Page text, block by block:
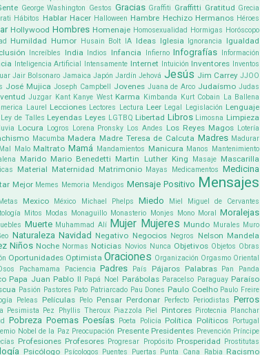
George Washington Gestos Gracias Graffiti Graffitti Gratitud Grecia
Hábitos Hablar Hacer Halloween Hambre Hechizo Hermanos Héroes
Hollywood Hombres Homenaje Homosexualidad Hormigas Horóscopo
Humildad Humor Husain Bolt IA Ideas Iglesia Ignorancia Igualdad
Increíbles India Indios Infancia Infierno Infografías
Información
Inteligencia Artificial Intensamente Internet Intuición Inventores
Inventos
Jair Bolsonaro Jamaica Japón Jardín Jehová Jesús Jim Carrey JJOO
José Mujica Joseph Campbell Jovenes Juana de Arco Judaísmo Judas
Juzgar Kant Kanye West Karma Kimbanda Kurt Cobain
La Ballena
Laurel Lecciones Lectores Lectura Leer Legal Legislación Lenguaje
Ley de Talles Leyendas Leyes LGTBQ Libertad Libros Limosna Limpieza
Locura Logros Lorena Pronsky Los Andes Los Reyes Magos Lotería
Macumba Madera Madre Teresa de Calcuta Madres Madurar
Mal Malo Maltrato Mamá Mandamientos Manicura Manos
Mantenimiento
Marido Mario Benedetti Martin Luther King Masaje Mascarilla
Material Maternidad Matrimonio Mayas Medicamentos Medicina
Mejor Memes Memoria Mendigos Mensaje Positivo Mensajes
Metas Mexico México Michael Phelps Miedo Miel Miguel de Cervantes
Mitos Modas Monaguillo Monasterio Monjes Mono Moral
Moralejas
Muerte Muhammad Alí Mujer Mujeres Mundo Murales Muro
Naturaleza Navidad Negativo Negocios Negros Nelson Mandela
Niños Noche Normas Noticias Novios Nunca Objetivos Objetos Obras
Oportunidades Optimista Oraciones Organización Orgasmo Oriental
Pachamama Paciencia Padres País Pájaros Palabras Pan Panda
Papa Juan Pablo II Papá Noel Parábolas Paracelso Paraguay Paraíso
Pasión Pastores Pato Patriarcado Pau Dones Paulo Coelho Paulo Freire
Peleas Películas Pelo Pensar Perdonar Perfecto Periodistas Perros
Pesimista Pez Phyllis Theroux Piazzola Piel Pintores Pirotecnia Planchar
Pobreza Poemas Poesías Poeta Policía Política Políticos Portugal
Nobel de la Paz Preocupación Presente Presidentes Prevención Príncipe
Profesiones Profesores Progresar Propósito Prosperidad
Prostitutas
Psicólogo Psícologos Puentes Puertas Punta Cana Rabia Racismo